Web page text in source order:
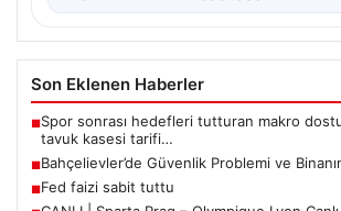
Son Eklenen Haberler
■Spor sonrası hedefleri tutturan makro
tavuk kasesi tarifi…
■Bahçelievler’de Güvenlik Problemi ve
■Fed faizi sabit tuttu